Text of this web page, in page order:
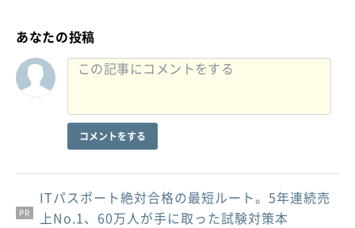
あなたの投稿
コメントをする
PR
PR
PR
ITパスポート絶対合格の最短ルート。5年連続売
上No.1、60万人が手に取った試験対策本